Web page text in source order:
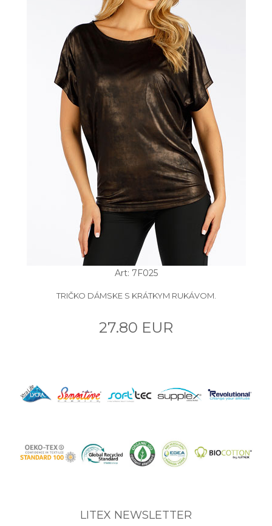
Art: 7F025
TRIČKO DÁMSKE S KRÁTKYM RUKÁVOM.
27.80 EUR
LITEX NEWSLETTER